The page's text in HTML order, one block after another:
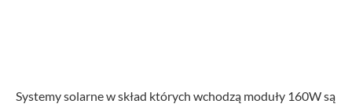
Systemy solarne w skład których wchodzą moduły 160W są